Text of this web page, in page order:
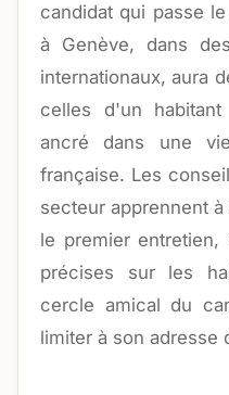
candidat qui passe
à Genève, dans
internationaux, aura
celles d'un
ancré dans une
française. Les
secteur apprennent
le premier entretien,
précises sur les
cercle amical du
limiter à son adresse